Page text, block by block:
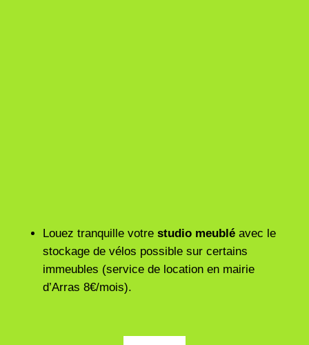
Louez tranquille votre studio meubléavec le
stockage de vélos possible sur certains
immeubles (service de location en mairie
d’Arras 8€/mois).